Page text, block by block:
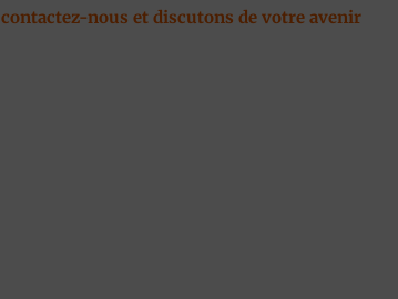
contactez-nous et discutons de votre avenir